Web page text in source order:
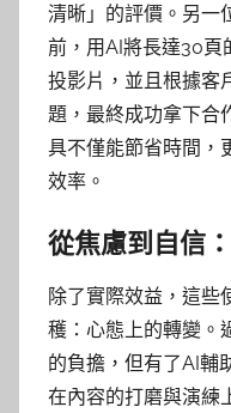
清晰」的評價。另一
前，用AI將長達30頁
投影片，並且根據客
題，最終成功拿下合
具不僅能節省時間，
效率。
從焦慮到自信
除了實際效益，這些
穫：心態上的轉變。
的負擔，但有了AI輔
在內容的打磨與演練